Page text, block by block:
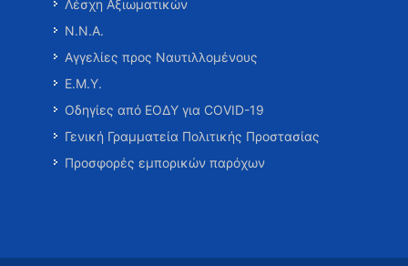
Λέσχη Αξιωματικών
Ν.Ν.Α.
Αγγελίες προς Ναυτιλλομένους
Ε.Μ.Υ.
Οδηγίες από ΕΟΔΥ για COVID-19
Γενική Γραμματεία Πολιτικής Προστασίας
Προσφορές εμπορικών παρόχων